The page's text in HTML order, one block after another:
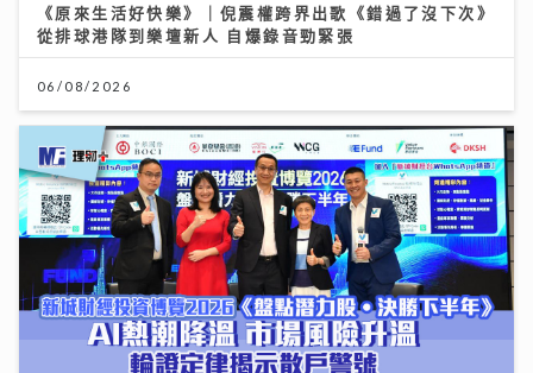
《原來生活好快樂》｜倪震權跨界出歌《錯過了沒下次》
從排球港隊到樂壇新人 自爆錄音勁緊張
06/08/2026